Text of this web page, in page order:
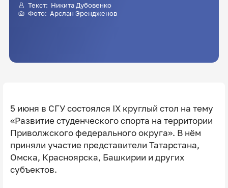
Текст: Никита Дубовенко
Фото: Арслан Эрендженов
5 июня в СГУ состоялся IX круглый стол на тему
«Развитие студенческого спорта на территории
Приволжского федерального округа». В нём
приняли участие представители Татарстана,
Омска, Красноярска, Башкирии и других
субъектов.